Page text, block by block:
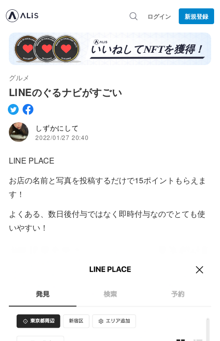
ログイン 新規登録
グルメ
LINEのぐるナビがすごい
しずかにして
2022/01/27 20:40
LINE PLACE
お店の名前と写真を投稿するだけで15ポイントもらえま
す！
よくある、数日後付与ではなく即時付与なのでとても使
いやすい！